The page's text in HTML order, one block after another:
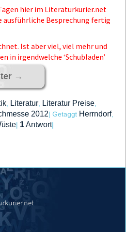
hier im Literaturkurier.net
ausführliche Besprechung fertig
Ist aber viel, viel mehr und
in irgendwelche ‘Schubladen’
→
Literatur Literatur Preise
2012| Getaggt Herrndorf,
| 1Antwort|